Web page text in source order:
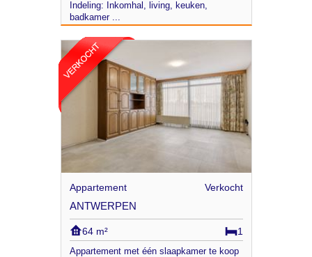
Indeling: Inkomhal, living, keuken,
badkamer ...
Appartement Verkocht
ANTWERPEN
64 m² 1
Appartement met één slaapkamer te koop